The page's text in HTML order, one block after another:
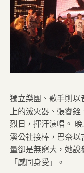
獨立樂團、歌手則以
上的滅火器、張睿
烈日，揮汗演唱。
溪公社接棒，巴奈以
量卻是無窮大，她
「感同身受」。